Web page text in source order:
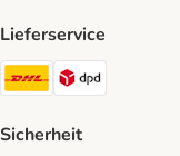
Lieferservice
DHL Shipping
Sicherheit